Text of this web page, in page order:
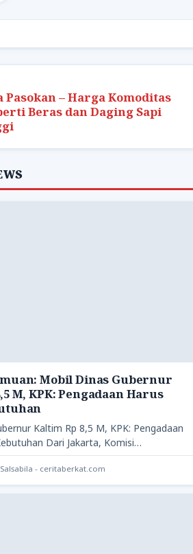
Pasokan – Harga Komoditas
Beras dan Daging Sapi
Mobil Dinas Gubernur
M, KPK: Pengadaan Harus
Kaltim Rp 8,5 M, KPK: Pengadaan
Dari Jakarta, Komisi
Korupsi (KPK)…
- ceritaberkat.com